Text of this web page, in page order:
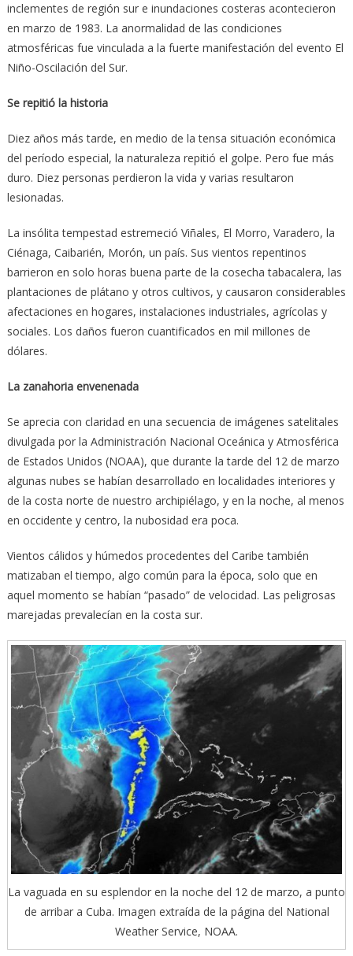
inclementes de región sur e inundaciones costeras acontecieron
en marzo de 1983. La anormalidad de las condiciones
atmosféricas fue vinculada a la fuerte manifestación del evento El
Niño-Oscilación del Sur.
Se repitió la historia
Diez años más tarde, en medio de la tensa situación económica
del período especial, la naturaleza repitió el golpe. Pero fue más
duro. Diez personas perdieron la vida y varias resultaron
lesionadas.
La insólita tempestad estremeció Viñales, El Morro, Varadero, la
Ciénaga, Caibarién, Morón, un país. Sus vientos repentinos
barrieron en solo horas buena parte de la cosecha tabacalera, las
plantaciones de plátano y otros cultivos, y causaron considerables
afectaciones en hogares, instalaciones industriales, agrícolas y
sociales. Los daños fueron cuantificados en mil millones de
dólares.
La zanahoria envenenada
Se aprecia con claridad en una secuencia de imágenes satelitales
divulgada por la Administración Nacional Oceánica y Atmosférica
de Estados Unidos (NOAA), que durante la tarde del 12 de marzo
algunas nubes se habían desarrollado en localidades interiores y
de la costa norte de nuestro archipiélago, y en la noche, al menos
en occidente y centro, la nubosidad era poca.
Vientos cálidos y húmedos procedentes del Caribe también
matizaban el tiempo, algo común para la época, solo que en
aquel momento se habían “pasado” de velocidad. Las peligrosas
marejadas prevalecían en la costa sur.
La vaguada en su esplendor en la noche del 12 de marzo, a punto
de arribar a Cuba. Imagen extraída de la página del National
Weather Service, NOAA.